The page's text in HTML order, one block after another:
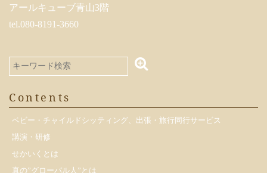
アールキューブ青山3階
tel.080-8191-3660
Contents
ベビー・チャイルドシッティング、出張・旅行同行サービス
講演・研修
せかいくとは
真の”グローバル人”とは